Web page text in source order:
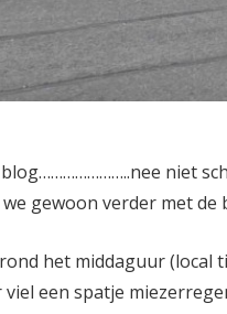
niet
gewoon verder met de
het middaguur (local
een spatje